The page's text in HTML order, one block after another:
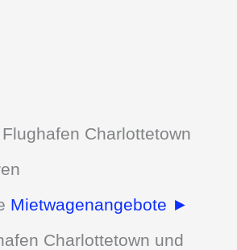
Charlottetown
Mietwagenangebote ►
Charlottetown und